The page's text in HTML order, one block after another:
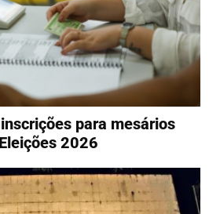
para mesários
2026